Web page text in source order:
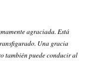
agraciada. Está
Una gracia
también puede conducir al